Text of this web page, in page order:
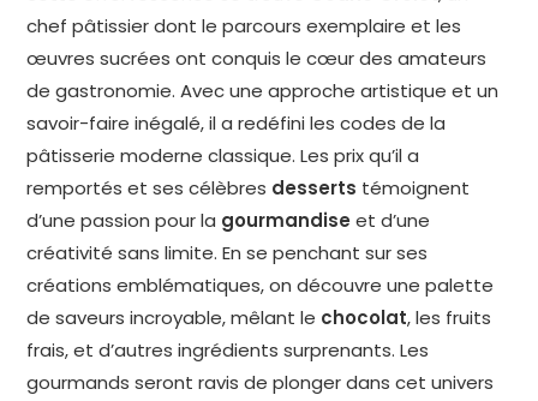
chef pâtissier dont le parcours exemplaire et les
œuvres sucrées ont conquis le cœur des amateurs
de gastronomie. Avec une approche artistique et un
savoir-faire inégalé, il a redéfini les codes de la
pâtisserie moderne classique. Les prix qu’il a
remportés et ses célèbres desserts témoignent
d’une passion pour la gourmandise et d’une
créativité sans limite. En se penchant sur ses
créations emblématiques, on découvre une palette
de saveurs incroyable, mêlant le chocolat, les fruits
frais, et d’autres ingrédients surprenants. Les
gourmands seront ravis de plonger dans cet univers